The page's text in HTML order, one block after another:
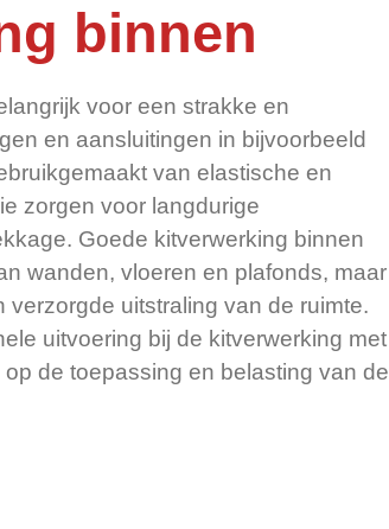
binnen
voor een strakke en
en aansluitingen in bijvoorbeeld
van elastische en
zorgen voor langdurige
Goede kitverwerking binnen
wanden, vloeren en plafonds, maar
uitstraling van de ruimte.
uitvoering bij de kitverwerking met
de toepassing en belasting van de